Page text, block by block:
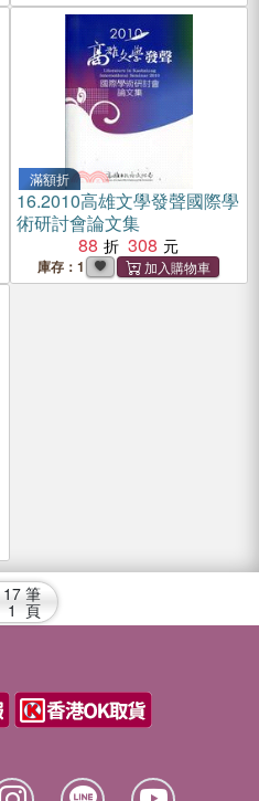
滿額折
16.2010高雄文學發聲國際學
術研討會論文集
88
308
庫存：1
17 筆
1 頁